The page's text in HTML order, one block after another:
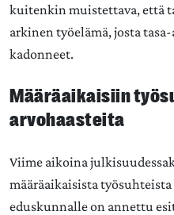
kuitenkin muistettava, että
arkinen työelämä, josta
kadonneet.
Määräaikaisiin
arvohaasteita
Viime aikoina
määräaikaisista
eduskunnalle on annettu